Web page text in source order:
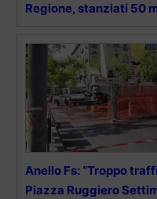
Regione, stanziati 50
Anello Fs: “Troppo
Piazza Ruggiero